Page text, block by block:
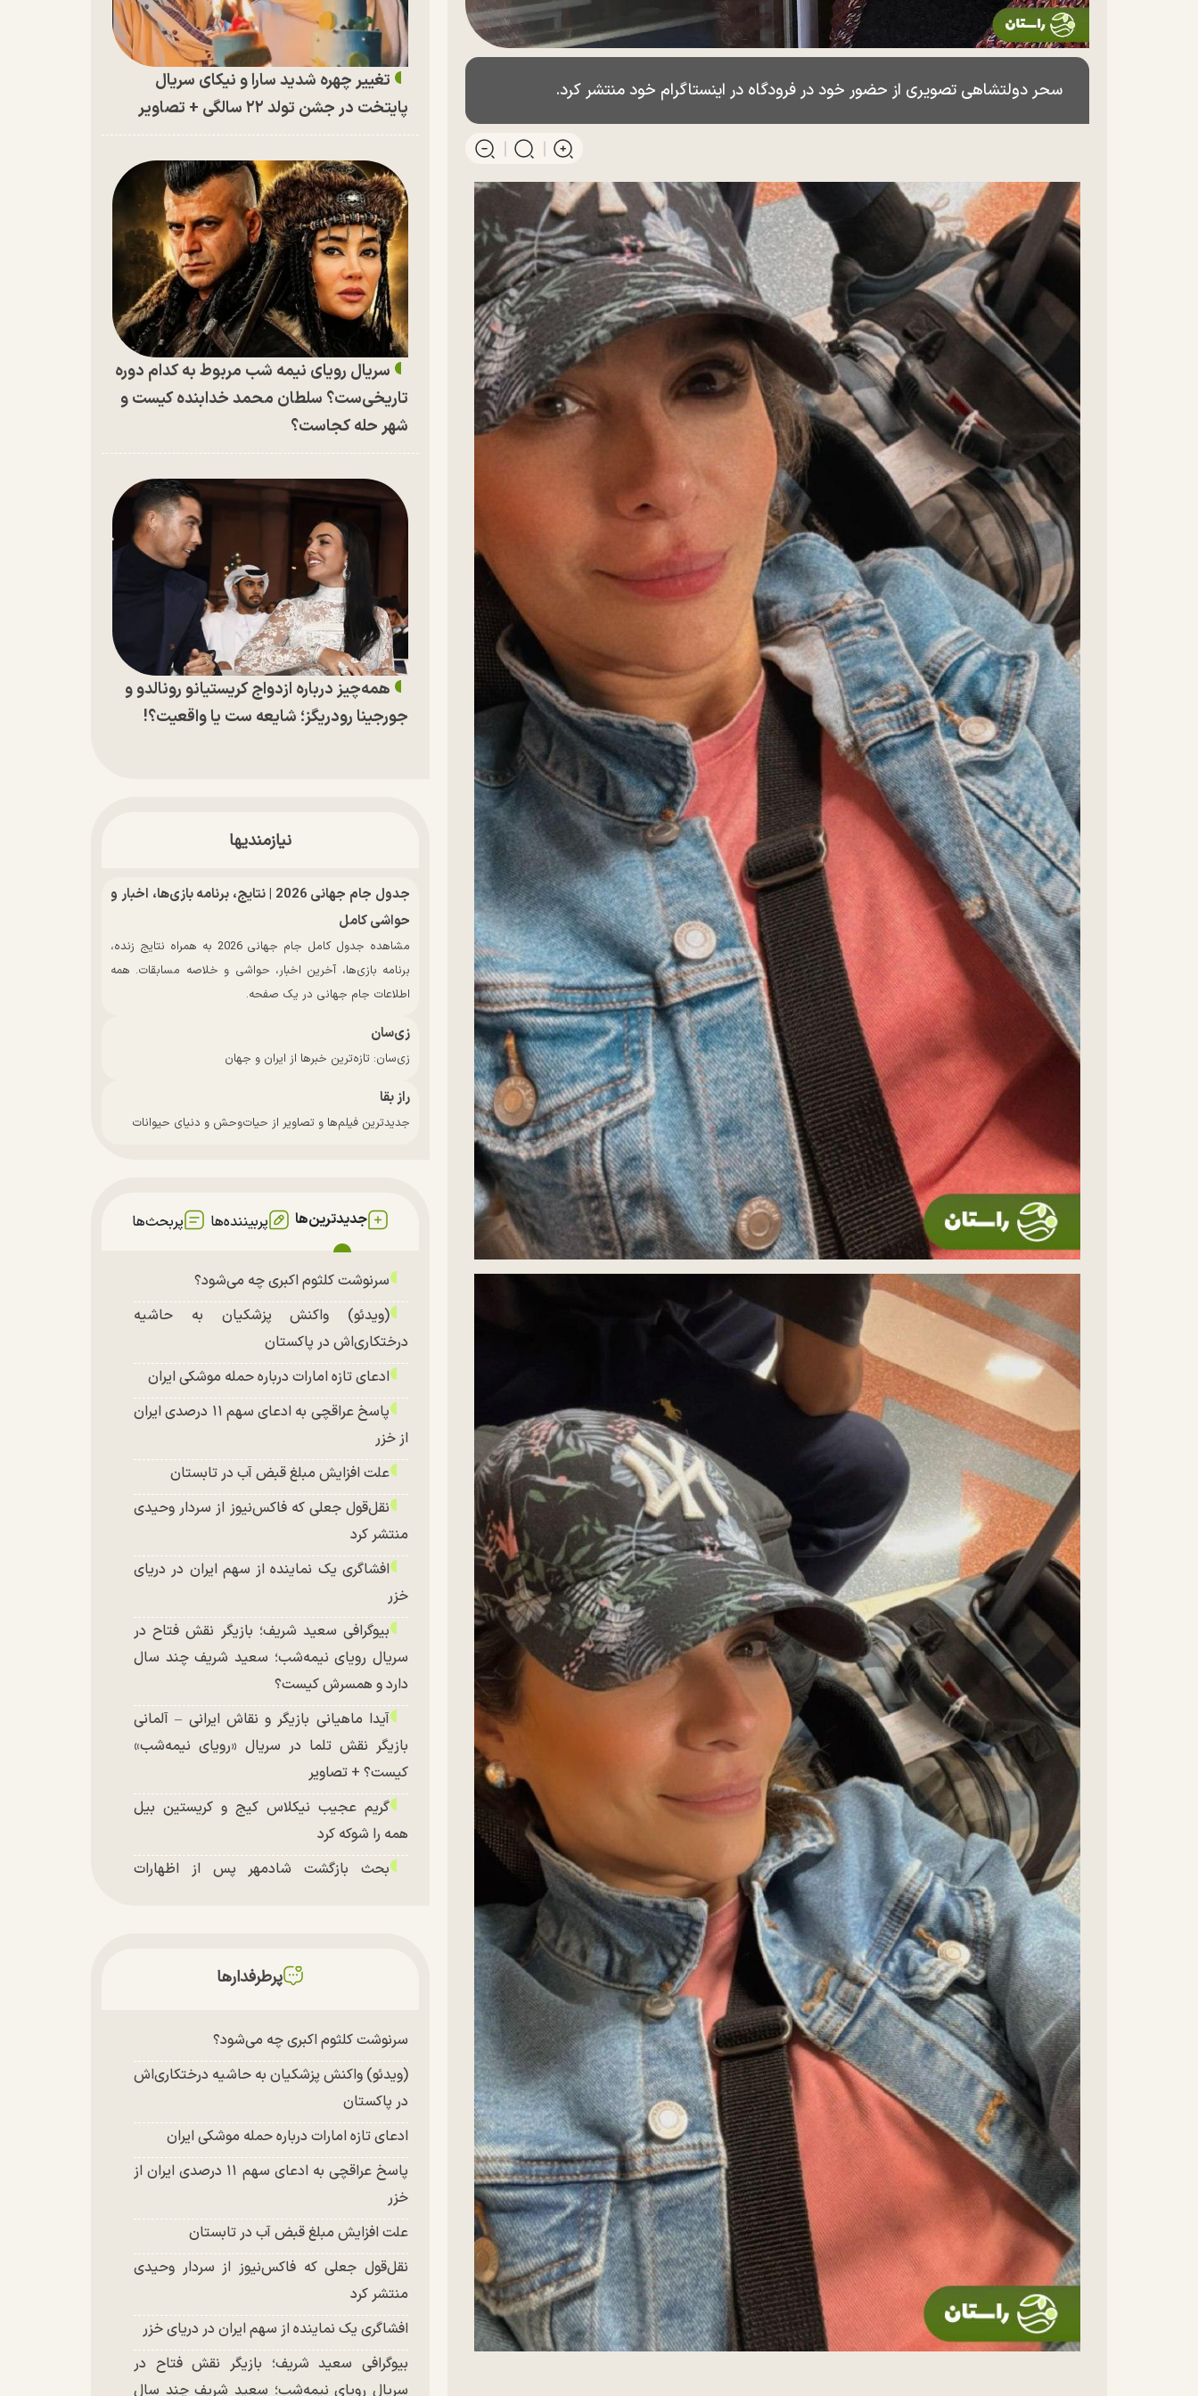
سحر دولتشاهی تصویری از حضور خود در فرودگاه در اینستاگرام خود منتشر کرد.
تغییر چهره شدید سارا و نیکای سریال
پایتخت در جشن تولد ۲۲ سالگی + تصاویر
سریال رویای نیمه شب مربوط به کدام دوره
تاریخی‌ست؟ سلطان محمد خدابنده کیست و
شهر حله کجاست؟
همه‌چیز درباره ازدواج کریستیانو رونالدو و
جورجینا رودریگز؛ شایعه ست یا واقعیت؟!
نیازمندیها
جدول جام جهانی 2026 | نتایج، برنامه بازی‌ها، اخبار و
حواشی کامل
مشاهده جدول کامل جام جهانی 2026 به همراه نتایج زنده،
برنامه بازی‌ها، آخرین اخبار، حواشی و خلاصه مسابقات. همه
اطلاعات جام جهانی در یک صفحه.
زی‌سان
زی‌سان: تازه‌ترین خبرها از ایران و جهان
راز بقا
جدیدترین فیلم‌ها و تصاویر از حیات‌وحش و دنیای حیوانات
جدیدترین‌ها پربیننده‌ها پربحث‌ها
سرنوشت کلثوم اکبری چه می‌شود؟
(ویدئو) واکنش پزشکیان به حاشیه
درختکاری‌اش در پاکستان
ادعای تازه امارات درباره حمله موشکی ایران
پاسخ عراقچی به ادعای سهم ۱۱ درصدی ایران
از خزر
علت افزایش مبلغ قبض آب در تابستان
نقل‌قول جعلی که فاکس‌نیوز از سردار وحیدی
منتشر کرد
افشاگری یک نماینده از سهم ایران در دریای
خزر
بیوگرافی سعید شریف؛ بازیگر نقش فتاح در
سریال رویای نیمه‌شب؛ سعید شریف چند سال
دارد و همسرش کیست؟
آیدا ماهیانی بازیگر و نقاش ایرانی – آلمانی
بازیگر نقش تلما در سریال «رویای نیمه‌شب»
کیست؟ + تصاویر
گریم عجیب نیکلاس کیج و کریستین بیل
همه را شوکه کرد
بحث بازگشت شادمهر پس از اظهارات
توافق با آمریکا در انتظار تایید نهایی شعام؟
منتشر شد
پرطرفدارها
سرنوشت کلثوم اکبری چه می‌شود؟
(ویدئو) واکنش پزشکیان به حاشیه درختکاری‌اش
در پاکستان
ادعای تازه امارات درباره حمله موشکی ایران
پاسخ عراقچی به ادعای سهم ۱۱ درصدی ایران از
خزر
علت افزایش مبلغ قبض آب در تابستان
نقل‌قول جعلی که فاکس‌نیوز از سردار وحیدی
منتشر کرد
افشاگری یک نماینده از سهم ایران در دریای خزر
بیوگرافی سعید شریف؛ بازیگر نقش فتاح در
سریال رویای نیمه‌شب؛ سعید شریف چند سال